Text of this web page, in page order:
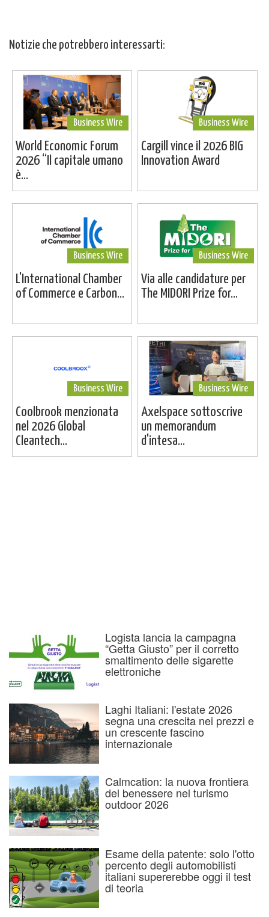
Notizie che potrebbero interessarti:
Business Wire
World Economic Forum
2026 “Il capitale umano
è...
Business Wire
Cargill vince il 2026 BIG
Innovation Award
Business Wire
L'International Chamber
of Commerce e Carbon...
Business Wire
Via alle candidature per
The MIDORI Prize for...
Business Wire
Coolbrook menzionata
nel 2026 Global
Cleantech...
Business Wire
Axelspace sottoscrive
un memorandum
d'intesa...
Logista lancia la campagna
“Getta Giusto” per il corretto
smaltimento delle sigarette
elettroniche
Laghi Italiani: l'estate 2026
segna una crescita nei prezzi e
un crescente fascino
internazionale
Calmcation: la nuova frontiera
del benessere nel turismo
outdoor 2026
Esame della patente: solo l'otto
percento degli automobilisti
italiani supererebbe oggi il test
di teoria